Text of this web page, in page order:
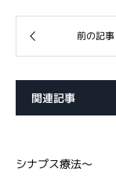
関連記事
シナプス療法～